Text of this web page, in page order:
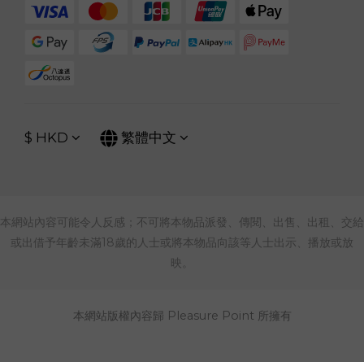
$ HKD 繁體中文
本網站內容可能令人反感；不可將本物品派發、傳閱、出售、出租、交給
或出借予年齡未滿18歲的人士或將本物品向該等人士出示、播放或放
映。
本網站版權內容歸 Pleasure Point 所擁有